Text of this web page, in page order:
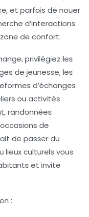
et parfois de nouer
d’interactions
de confort.
privilégiez les
de jeunesse, les
d’échanges
ou activités
randonnées
de
de passer du
lieux culturels vous
et invite
: